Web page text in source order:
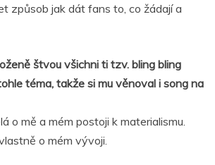
způsob jak dát fans to, co žádají a
štvou všichni ti tzv. bling bling
téma, takže si mu věnoval i song na
o mě a mém postoji k materialismu.
o mém vývoji.